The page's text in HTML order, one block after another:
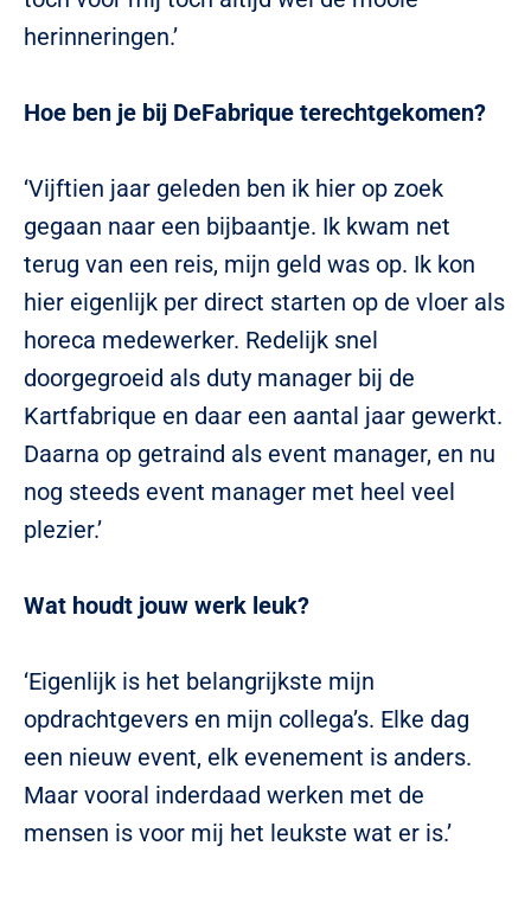
herinneringen.’
Hoe ben je bij DeFabrique terechtgekomen?
‘Vijftien jaar geleden ben ik hier op zoek
gegaan naar een bijbaantje. Ik kwam net
terug van een reis, mijn geld was op. Ik kon
hier eigenlijk per direct starten op de vloer als
horeca medewerker. Redelijk snel
doorgegroeid als duty manager bij de
Kartfabrique en daar een aantal jaar gewerkt.
Daarna op getraind als event manager, en nu
nog steeds event manager met heel veel
plezier.’
Wat houdt jouw werk leuk?
‘Eigenlijk is het belangrijkste mijn
opdrachtgevers en mijn collega’s. Elke dag
een nieuw event, elk evenement is anders.
Maar vooral inderdaad werken met de
mensen is voor mij het leukste wat er is.’